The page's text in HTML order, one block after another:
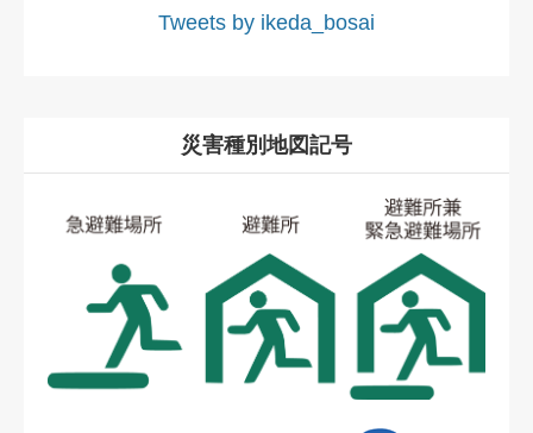
Tweets by ikeda_bosai
災害種別地図記号